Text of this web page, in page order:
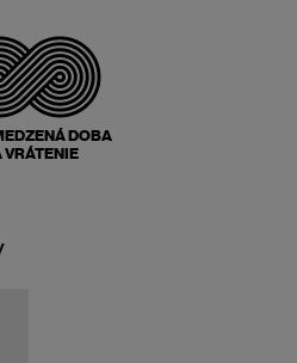
DOBA
VRÁTENIE